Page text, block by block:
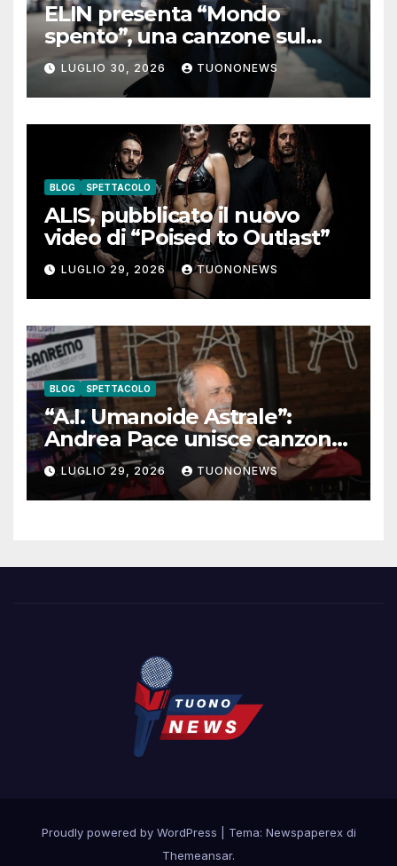
ELIN presenta “Mondo
spento”, una canzone sul
coraggio di lasciare andare i
pensieri negativi
LUGLIO 30, 2026 TUONONEWS
BLOG SPETTACOLO
ALIS, pubblicato il nuovo
video di “Poised to Outlast”
LUGLIO 29, 2026 TUONONEWS
BLOG SPETTACOLO
“A.I. Umanoide Astrale”:
Andrea Pace unisce canzone
d’autore e ricerca
contemporanea
LUGLIO 29, 2026 TUONONEWS
Proudly powered by WordPress
Tema: Newspaperex di
Themeansar.